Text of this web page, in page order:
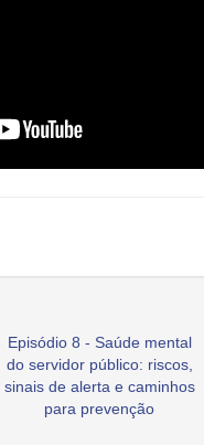
Episódio 8 - Saúde mental
do servidor público: riscos,
sinais de alerta e caminhos
para prevenção